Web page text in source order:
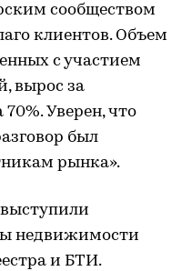
сообществом
клиентов. Объем
с участием
вырос за
Уверен, что
был
рынка».
недвижимости
и БТИ.